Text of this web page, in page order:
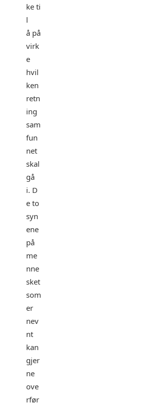
ke ti
l
å på
virk
e
hvil
ken
retn
ing
sam
fun
net
skal
gå
i. D
e to
syn
ene
på
me
nne
sket
som
er
nev
nt
kan
gjer
ne
ove
rfør